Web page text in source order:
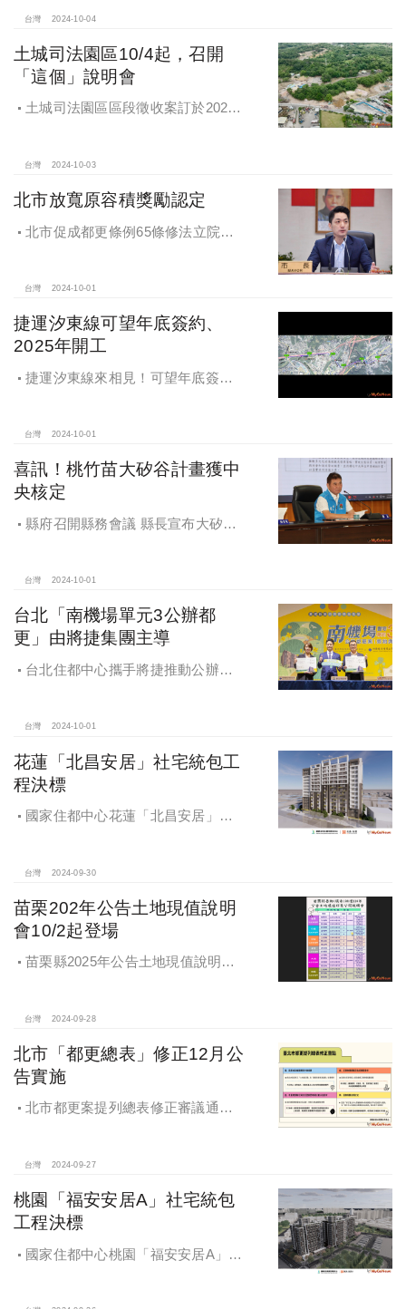
台灣 2024-10-04
土城司法園區10/4起，召開
「這個」說明會
土城司法園區區段徵收案訂於2024
台灣 2024-10-03
北市放寬原容積獎勵認定
北市促成都更條例65條修法立院初
台灣 2024-10-01
捷運汐東線可望年底簽約、
2025年開工
捷運汐東線來相見！可望年底簽約
台灣 2024-10-01
喜訊！桃竹苗大矽谷計畫獲中
央核定
縣府召開縣務會議 縣長宣布大矽谷
台灣 2024-10-01
台北「南機場單元3公辦都
更」由將捷集團主導
台北住都中心攜手將捷推動公辦都
台灣 2024-10-01
花蓮「北昌安居」社宅統包工
程決標
國家住都中心花蓮「北昌安居」社
台灣 2024-09-30
苗栗202年公告土地現值說明
會10/2起登場
苗栗縣2025年公告土地現值說明會
台灣 2024-09-28
北市「都更總表」修正12月公
告實施
北市都更案提列總表修正審議通過
台灣 2024-09-27
桃園「福安安居A」社宅統包
工程決標
國家住都中心桃園「福安安居A」社